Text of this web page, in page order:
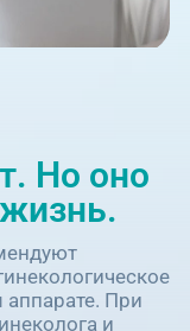
Но оно
аппарате. При
и